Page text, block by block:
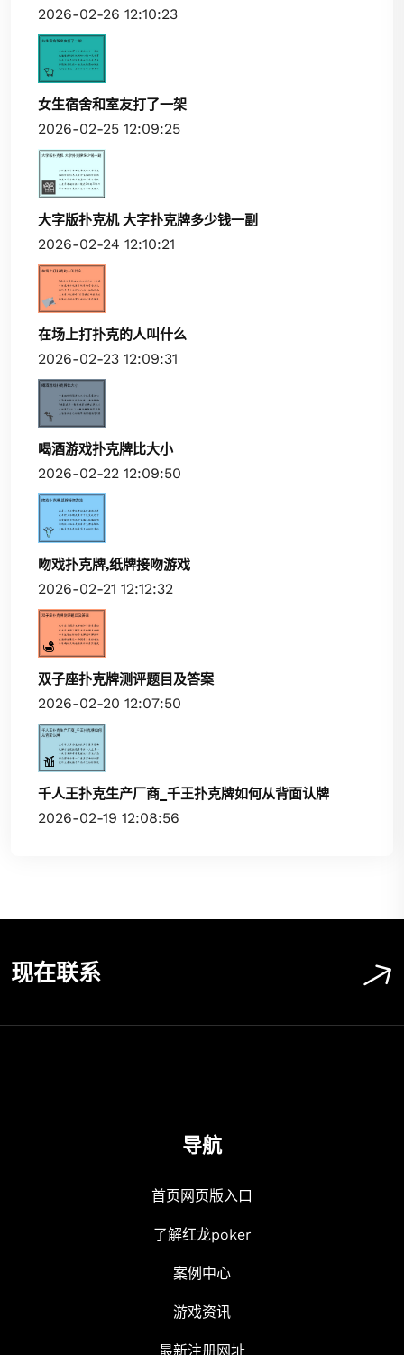
2026-02-26 12:10:23
女生宿舍和室友打了一架
2026-02-25 12:09:25
大字版扑克机 大字扑克牌多少钱一副
2026-02-24 12:10:21
在场上打扑克的人叫什么
2026-02-23 12:09:31
喝酒游戏扑克牌比大小
2026-02-22 12:09:50
吻戏扑克牌,纸牌接吻游戏
2026-02-21 12:12:32
双子座扑克牌测评题目及答案
2026-02-20 12:07:50
千人王扑克生产厂商_千王扑克牌如何从背面认牌
2026-02-19 12:08:56
现在联系
导航
首页网页版入口
了解红龙poker
案例中心
游戏资讯
最新注册网址